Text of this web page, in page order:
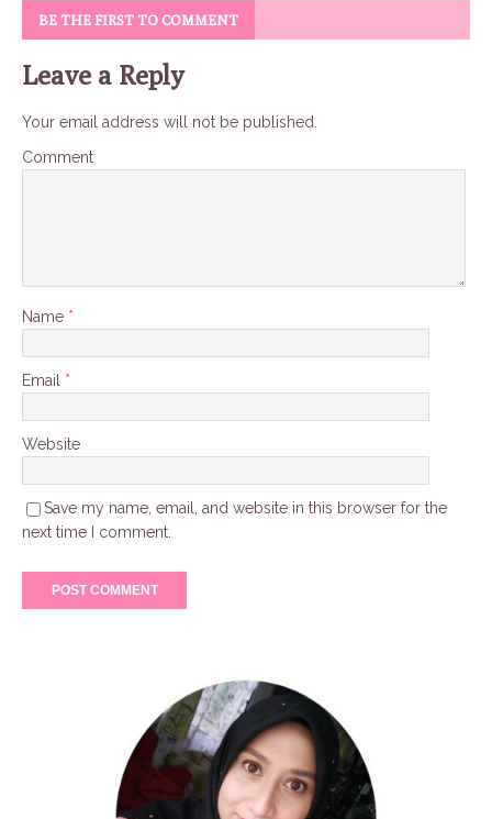
BE THE FIRST TO COMMENT
Leave a Reply
Your email address will not be published.
Comment
Name *
Email *
Website
Save my name, email, and website in this browser for the
next time I comment.